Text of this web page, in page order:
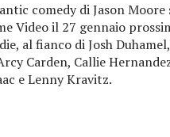
comedy di Jason
Video il 27 gennaio
al fianco di Josh
Carden, Callie
e Lenny Kravitz.